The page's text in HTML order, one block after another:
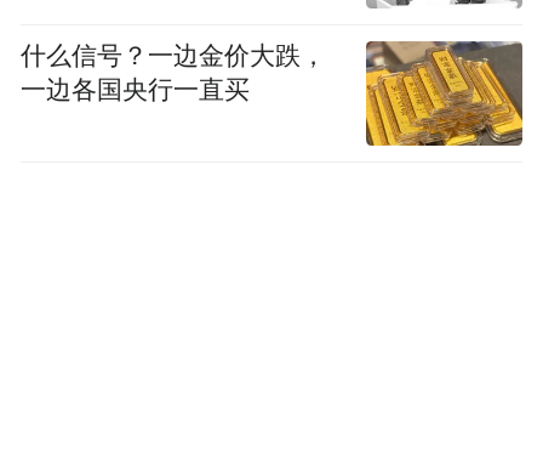
什么信号？一边金价大跌，
一边各国央行一直买